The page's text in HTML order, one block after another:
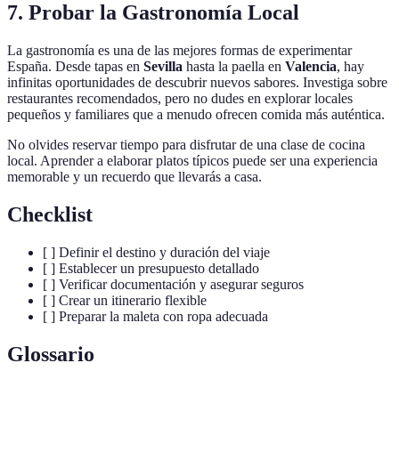
7. Probar la Gastronomía Local
La gastronomía es una de las mejores formas de experimentar
España. Desde tapas en Sevilla hasta la paella en Valencia, hay
infinitas oportunidades de descubrir nuevos sabores. Investiga sobre
restaurantes recomendados, pero no dudes en explorar locales
pequeños y familiares que a menudo ofrecen comida más auténtica.
No olvides reservar tiempo para disfrutar de una clase de cocina
local. Aprender a elaborar platos típicos puede ser una experiencia
memorable y un recuerdo que llevarás a casa.
Checklist
[ ] Definir el destino y duración del viaje
[ ] Establecer un presupuesto detallado
[ ] Verificar documentación y asegurar seguros
[ ] Crear un itinerario flexible
[ ] Preparar la maleta con ropa adecuada
Glossario